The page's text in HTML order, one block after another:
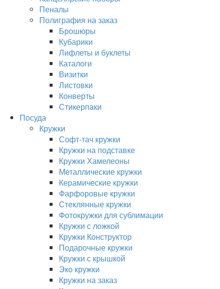
Пеналы
Полиграфия на заказ
Брошюры
Кубарики
Лифлеты и буклеты
Каталоги
Визитки
Листовки
Конверты
Стикерпаки
Посуда
Кружки
Софт-тач кружки
Кружки на подставке
Кружки Хамелеоны
Металлические кружки
Керамические кружки
Фарфоровые кружки
Стеклянные кружки
Фотокружки для сублимации
Кружки с ложкой
Кружки Конструктор
Подарочные кружки
Кружки с крышкой
Эко кружки
Кружки на заказ